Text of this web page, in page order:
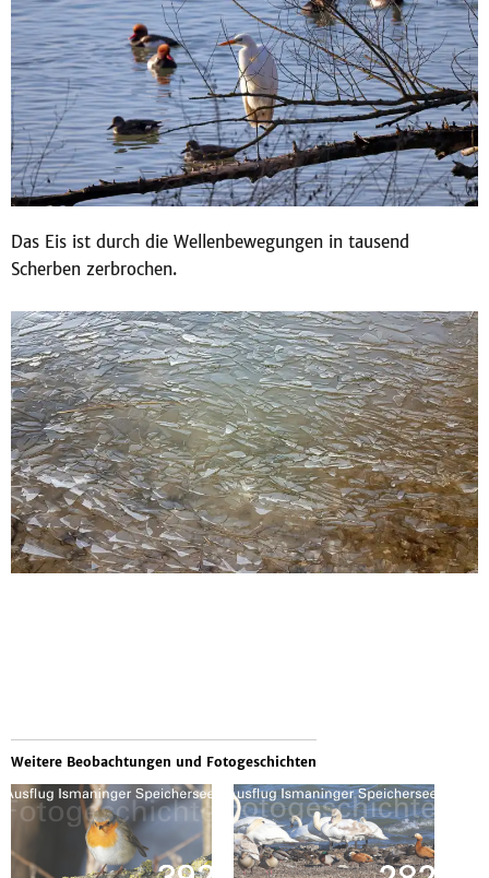
Das Eis ist durch die Wellenbewegungen in tausend
Scherben zerbrochen.
Weitere Beobachtungen und Fotogeschichten